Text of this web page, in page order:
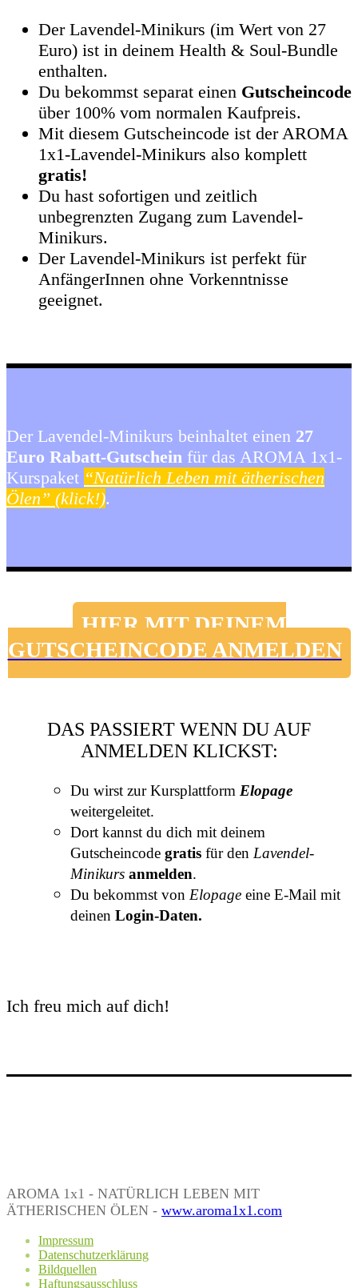
Der Lavendel-Minikurs (im Wert von 27
Euro) ist in deinem Health & Soul-Bundle
enthalten.
Du bekommst separat einen Gutscheincode
über 100% vom normalen Kaufpreis.
Mit diesem Gutscheincode ist der AROMA
1x1-Lavendel-Minikurs also komplett
gratis!
Du hast sofortigen und zeitlich
unbegrenzten Zugang zum Lavendel-
Minikurs.
Der Lavendel-Minikurs ist perfekt für
AnfängerInnen ohne Vorkenntnisse
geeignet.
Der Lavendel-Minikurs beinhaltet einen 27
Euro Rabatt-Gutschein für das AROMA 1x1-
Kurspaket “Natürlich Leben mit ätherischen
Ölen” (klick!).
HIER MIT DEINEM
GUTSCHEINCODE ANMELDEN
DAS PASSIERT WENN DU AUF
ANMELDEN KLICKST:
Du wirst zur Kursplattform Elopage
weitergeleitet.
Dort kannst du dich mit deinem
Gutscheincode gratis für den Lavendel-
Minikurs anmelden.
Du bekommst von Elopage eine E-Mail mit
deinen Login-Daten.
Ich freu mich auf dich!
AROMA 1x1 - NATÜRLICH LEBEN MIT
ÄTHERISCHEN ÖLEN - www.aroma1x1.com
Impressum
Datenschutzerklärung
Bildquellen
Haftungsausschluss